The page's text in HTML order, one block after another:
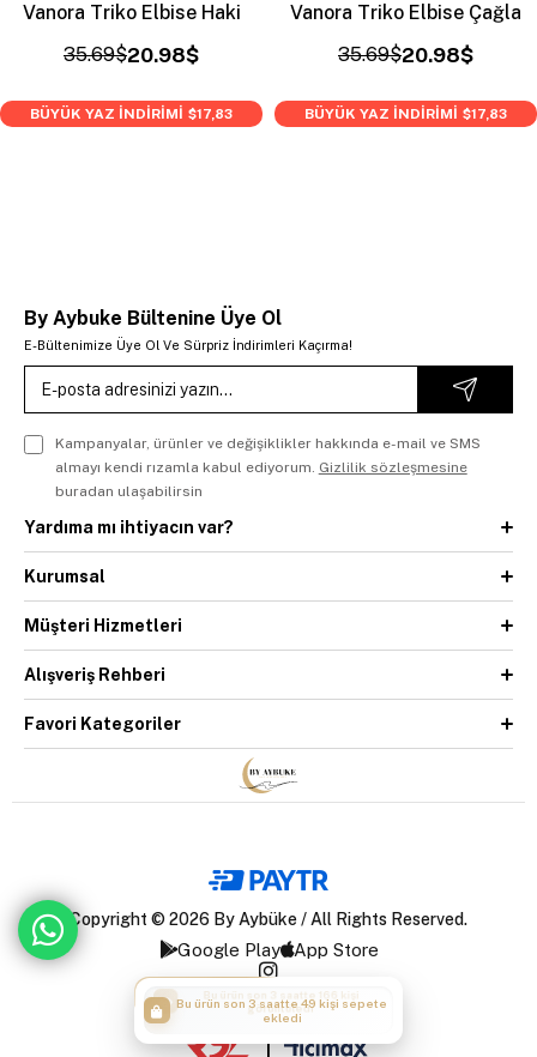
Vanora Triko Elbise Haki
20.98$
35.69$
BÜYÜK YAZ İNDİRİMİ $17,83
Vanora Triko Elbise Çağla
20.98$
35.69$
BÜYÜK YAZ İNDİRİMİ $17,83
By Aybuke Bültenine Üye Ol
E-Bültenimize Üye Ol Ve Sürpriz İndirimleri Kaçırma!
Kampanyalar, ürünler ve değişiklikler hakkında e-mail ve SMS
almayı kendi rızamla kabul ediyorum. Gizlilik sözleşmesine
buradan ulaşabilirsin
Yardıma mı ihtiyacın var?
Kurumsal
Müşteri Hizmetleri
Alışveriş Rehberi
Favori Kategoriler
Copyright © 2026 By Aybüke / All Rights Reserved.
Google Play App Store
|
Bu ürün son 3 saatte 49 kişi sepete
ekledi